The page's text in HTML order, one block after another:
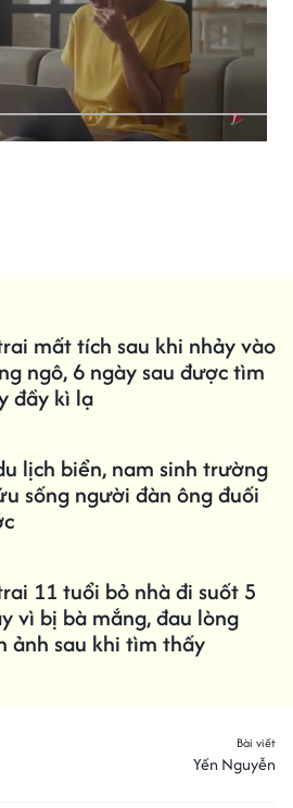
mất tích sau khi nhảy vào
ngô, 6 ngày sau được tìm
đầy kì lạ
lịch biển, nam sinh trường
sống người đàn ông đuối
11 tuổi bỏ nhà đi suốt 5
vì bị bà mắng, đau lòng
ảnh sau khi tìm thấy
Bài viết
Yến Nguyễn